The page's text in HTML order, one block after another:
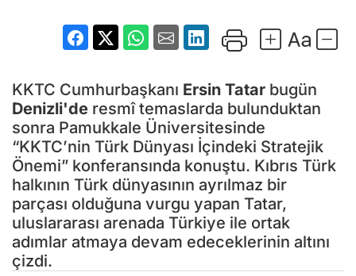
KKTC Cumhurbaşkanı Ersin Tatar bugün
Denizli'de resmî temaslarda bulunduktan
sonra Pamukkale Üniversitesinde
“KKTC’nin Türk Dünyası İçindeki Stratejik
Önemi” konferansında konuştu. Kıbrıs Türk
halkının Türk dünyasının ayrılmaz bir
parçası olduğuna vurgu yapan Tatar,
uluslararası arenada Türkiye ile ortak
adımlar atmaya devam edeceklerinin altını
çizdi.